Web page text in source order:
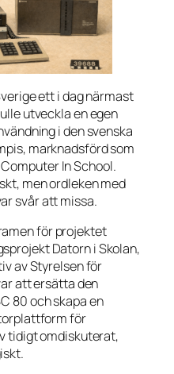
ett i dag närmast
utveckla en egen
i den svenska
marknadsförd som
Computer In School.
men ordleken med
svår att missa.
för projektet
Datorn i Skolan,
av Styrelsen för
att ersätta den
80 och skapa en
för
tidigt omdiskuterat,